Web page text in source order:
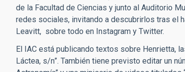
de la Facultad de Ciencias y junto al Auditorio
redes sociales, invitando a descubrirlos tras el
Leavitt, sobre todo en Instagram y Twitter.
El IAC está publicando textos sobre Henrietta,
Láctea, s/n”. También tiene previsto editar un